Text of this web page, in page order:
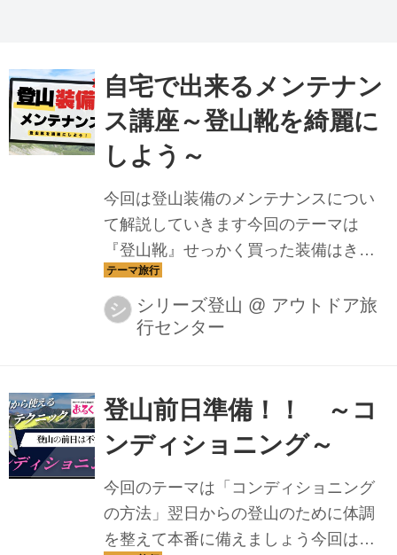
自宅で出来るメンテナン
ス講座～登山靴を綺麗に
しよう～
今回は登山装備のメンテナンスについ
て解説していきます今回のテーマは
『登山靴』せっかく買った装備はきれ
いにしたいですね
シ シリーズ登山 @ アウトドア旅
行センター
登山前日準備！！ ～コ
ンディショニング～
今回のテーマは「コンディショニング
の方法」翌日からの登山のために体調
を整えて本番に備えましょう今回は、